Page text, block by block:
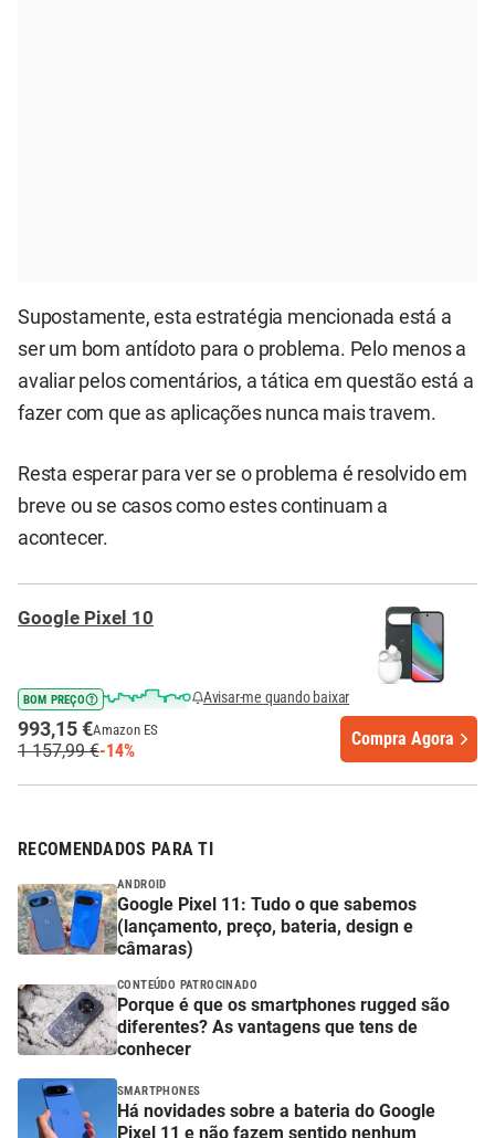
Supostamente, esta estratégia mencionada está a
ser um bom antídoto para o problema. Pelo menos a
avaliar pelos comentários, a tática em questão está a
fazer com que as aplicações nunca mais travem.
Resta esperar para ver se o problema é resolvido em
breve ou se casos como estes continuam a
acontecer.
Google Pixel 10
BOM PREÇO Avisar-me quando baixar
993,15 €Amazon ES
1 157,99 €-14%
Compra Agora
RECOMENDADOS PARA TI
ANDROID
Google Pixel 11: Tudo o que sabemos
(lançamento, preço, bateria, design e
câmaras)
CONTEÚDO PATROCINADO
Porque é que os smartphones rugged são
diferentes? As vantagens que tens de
conhecer
SMARTPHONES
Há novidades sobre a bateria do Google
Pixel 11 e não fazem sentido nenhum